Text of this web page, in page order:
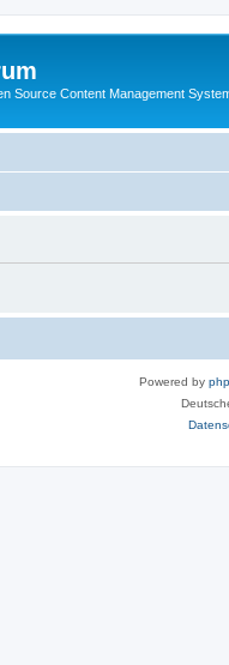
Source Content Management
Powered by